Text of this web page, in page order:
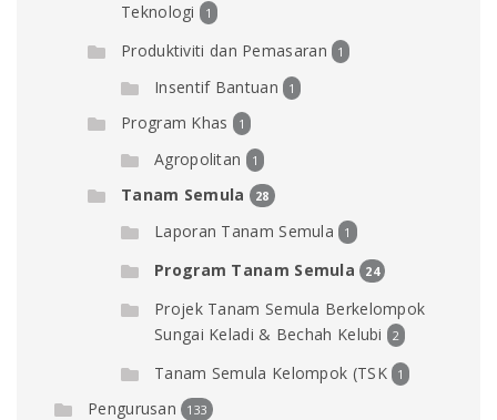
Teknologi
1
Produktiviti dan Pemasaran 1
Insentif Bantuan 1
Program Khas 1
Agropolitan 1
Tanam Semula 28
Laporan Tanam Semula 1
Program Tanam Semula 24
Projek Tanam Semula Berkelompok
Sungai Keladi & Bechah Kelubi
2
Tanam Semula Kelompok (TSK 1
Pengurusan 133